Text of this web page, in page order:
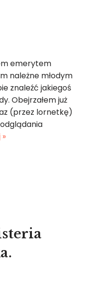
emerytem
należne młodym
znaleźć jakiegoś
Obejrzałem już
(przez lornetkę)